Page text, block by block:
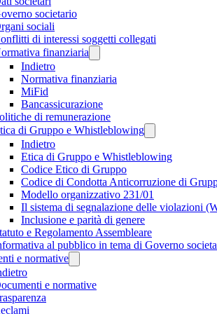
societario
sociali
di interessi soggetti collegati
finanziaria
Indietro
Normativa finanziaria
MiFid
Bancassicurazione
di remunerazione
di Gruppo e Whistleblowing
Indietro
Etica di Gruppo e Whistleblowing
Codice Etico di Gruppo
Codice di Condotta Anticorruzione di
Modello organizzativo 231/01
Il sistema di segnalazione delle violazioni
Inclusione e parità di genere
e Regolamento Assembleare
al pubblico in tema di Governo
e normative
e normative